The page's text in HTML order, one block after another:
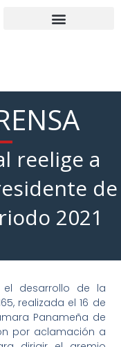
reelige a
de
2021
desarrollo de la
realizada el 16 de
Panameña de
por aclamación a